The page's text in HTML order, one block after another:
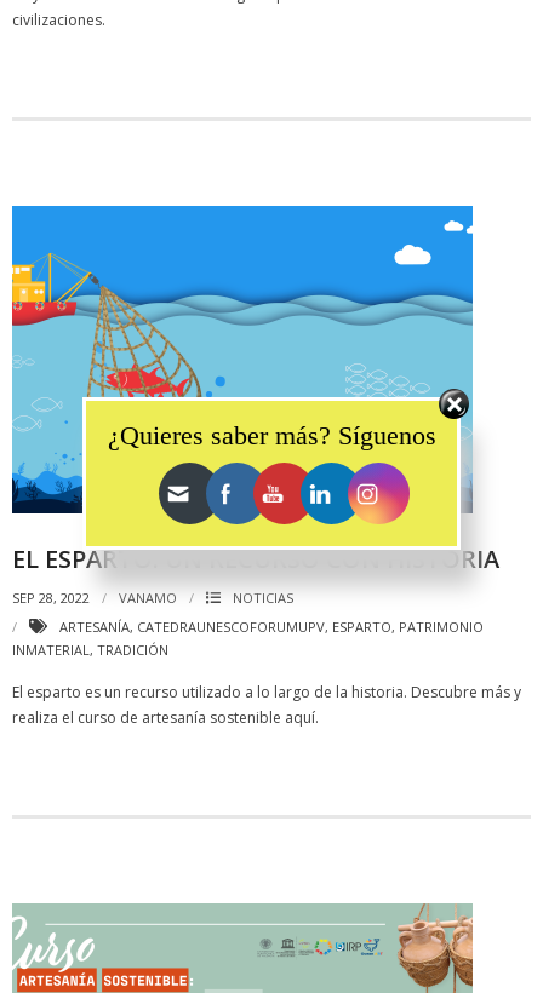
civilizaciones.
EL ESPARTO: UN RECURSO CON HISTORIA
SEP 28, 2022 VANAMO
NOTICIAS
ARTESANÍA, CATEDRAUNESCOFORUMUPV, ESPARTO, PATRIMONIO
INMATERIAL, TRADICIÓN
El esparto es un recurso utilizado a lo largo de la historia. Descubre más y
realiza el curso de artesanía sostenible aquí.
¿Quieres saber más? Síguenos
Set Youtube Channel ID